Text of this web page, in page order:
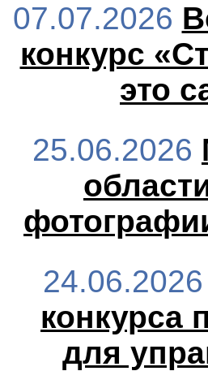
07.07.2026
конкурс
это
25.06.2026
24.06.2026
конкурса
для